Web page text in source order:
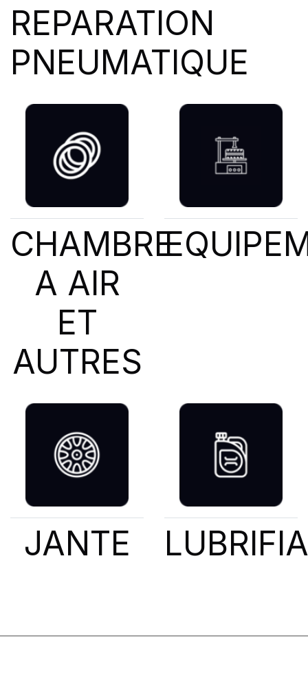
REPARATION
PNEUMATIQUE
CHAMBRE
A AIR
ET
AUTRES
JANTE